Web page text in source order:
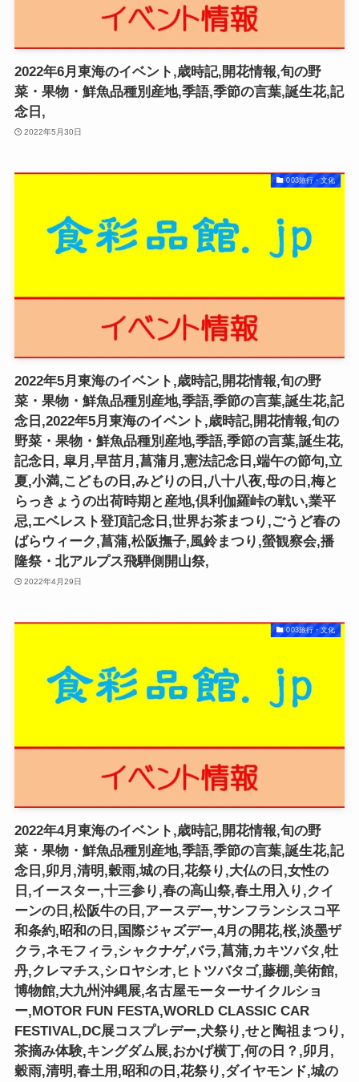
2022年6月東海のイベント,歳時記,開花情報,旬の野
菜・果物・鮮魚品種別産地,季語,季節の言葉,誕生花,記
念日,
2022年5月30日
003旅行・文化
2022年5月東海のイベント,歳時記,開花情報,旬の野
菜・果物・鮮魚品種別産地,季語,季節の言葉,誕生花,記
念日,2022年5月東海のイベント,歳時記,開花情報,旬の
野菜・果物・鮮魚品種別産地,季語,季節の言葉,誕生花,
記念日, 皐月,早苗月,菖蒲月,憲法記念日,端午の節句,立
夏,小満,こどもの日,みどりの日,八十八夜,母の日,梅と
らっきょうの出荷時期と産地,倶利伽羅峠の戦い,業平
忌,エベレスト登頂記念日,世界お茶まつり,ごうど春の
ばらウィーク,菖蒲,松阪撫子,風鈴まつり,螢観察会,播
隆祭・北アルプス飛騨側開山祭,
2022年4月29日
003旅行・文化
2022年4月東海のイベント,歳時記,開花情報,旬の野
菜・果物・鮮魚品種別産地,季語,季節の言葉,誕生花,記
念日,卯月,清明,穀雨,城の日,花祭り,大仏の日,女性の
日,イースター,十三参り,春の高山祭,春土用入り,クイ
ーンの日,松阪牛の日,アースデー,サンフランシスコ平
和条約,昭和の日,国際ジャズデー,4月の開花,桜,淡墨ザ
クラ,ネモフィラ,シャクナゲ,バラ,菖蒲,カキツバタ,牡
丹,クレマチス,シロヤシオ,ヒトツバタゴ,藤棚,美術館,
博物館,大九州沖縄展,名古屋モーターサイクルショ
ー,MOTOR FUN FESTA,WORLD CLASSIC CAR
FESTIVAL,DC展コスプレデー,犬祭り,せと陶祖まつり,
茶摘み体験,キングダム展,おかげ横丁,何の日？,卯月,
穀雨,清明,春土用,昭和の日,花祭り,ダイヤモンド,城の